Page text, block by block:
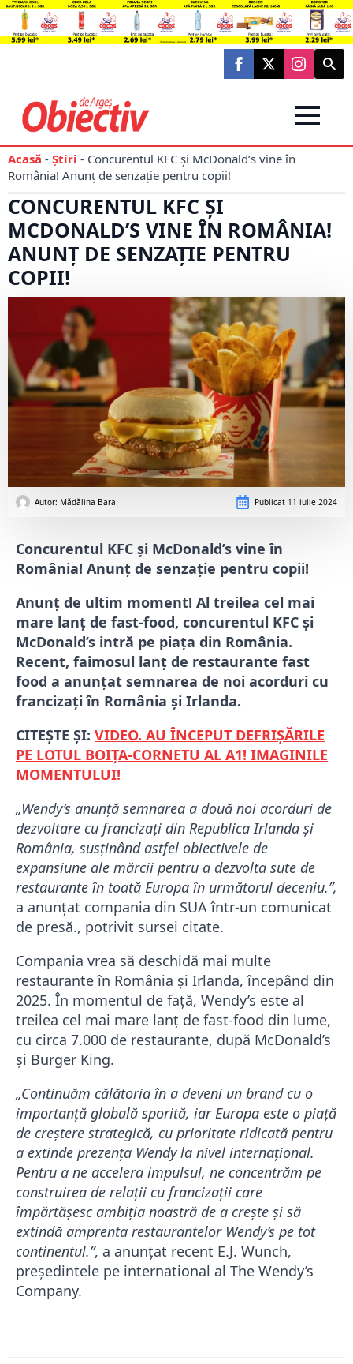
Search
for:
Acasă - Știri - Concurentul KFC şi McDonald’s vine în
România! Anunț de senzație pentru copii!
CONCURENTUL KFC ŞI
MCDONALD’S VINE ÎN ROMÂNIA!
ANUNȚ DE SENZAȚIE PENTRU
COPII!
Autor: Mădălina Bara Publicat 11 iulie 2024
Concurentul KFC şi McDonald’s vine în
România! Anunț de senzație pentru copii!
Anunț de ultim moment! Al treilea cel mai
mare lanț de fast-food, concurentul KFC şi
McDonald’s intră pe piața din România.
Recent, faimosul lanț de restaurante fast
food a anunțat semnarea de noi acorduri cu
francizați în România și Irlanda.
CITEȘTE ȘI: VIDEO. AU ÎNCEPUT DEFRIȘĂRILE
PE LOTUL BOIȚA-CORNETU AL A1! IMAGINILE
MOMENTULUI!
„Wendy’s anunță semnarea a două noi acorduri de
dezvoltare cu francizați din Republica Irlanda și
România, susținând astfel obiectivele de
expansiune ale mărcii pentru a dezvolta sute de
restaurante în toată Europa în următorul deceniu.”,
a anunțat compania din SUA într-un comunicat
de presă., potrivit sursei citate.
Compania vrea să deschidă mai multe
restaurante în România şi Irlanda, începând din
2025. În momentul de față, Wendy’s este al
treilea cel mai mare lanț de fast-food din lume,
cu circa 7.000 de restaurante, după McDonald’s
și Burger King.
„Continuăm călătoria în a deveni un brand cu o
importanță globală sporită, iar Europa este o piață
de creștere strategică, cu prioritate ridicată pentru
a extinde prezența Wendy la nivel internațional.
Pentru a ne accelera impulsul, ne concentrăm pe
construirea de relații cu francizații care
împărtășesc ambiția noastră de a crește și să
extindă amprenta restaurantelor Wendy’s pe tot
continentul.”, a anunțat recent E.J. Wunch,
președintele pe international al The Wendy’s
Company.